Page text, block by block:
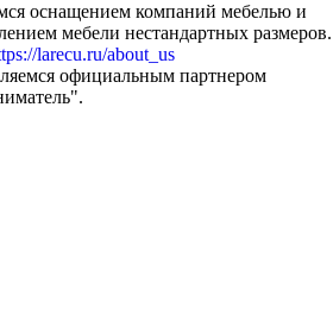
оснащением компаний мебелью и
мебели нестандартных размеров.
larecu.ru/about_us
официальным партнером